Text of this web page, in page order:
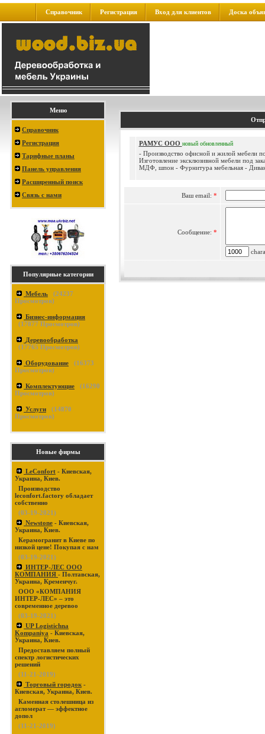
Справочник Регистрация Вход для клиентов Доска
Меню
Справочник
Регистрация
Тарифные планы
Панель управления
Расширенный поиск
Связь с нами
Популярные категории
Мебель (24237
Просмотров)
Бизнес-информация
(17877 Просмотров)
Деревообработка
(17765 Просмотров)
Оборудование (16373
Просмотров)
Комплектующие (16290
Просмотров)
Услуги (14870
Просмотров)
Новые фирмы
LeConfort - Киевская,
Украина, Киев.
Производство
leconfort.factory обладает
собственно
(03-19-2021)
Newstone - Киевская,
Украина, Киев.
Керамогранит в Киеве по
низкой цене! Покупая с нам
(03-19-2021)
ИНТЕР-ЛЕС ООО
КОМПАНИЯ - Полтавская,
Украина, Кременчуг.
ООО «КОМПАНИЯ
ИНТЕР-ЛЕС» – это
современное деревоо
(03-19-2021)
UP Logistichna
Kompaniya - Киевская,
Украина, Киев.
Предоставляем полный
спектр логистических
решений
(11-21-2019)
Торговый городок -
Киевская, Украина, Киев.
Каменная столешница из
агломерат — эффектное
допол
(11-21-2019)
РАМУС ООО новый обновленный
- Производство офисной и жилой мебели
Изготовление эксклюзивной мебели под
МДФ, шпон - Фурнитура мебельная -
Ваш email: *
Сообщение: *